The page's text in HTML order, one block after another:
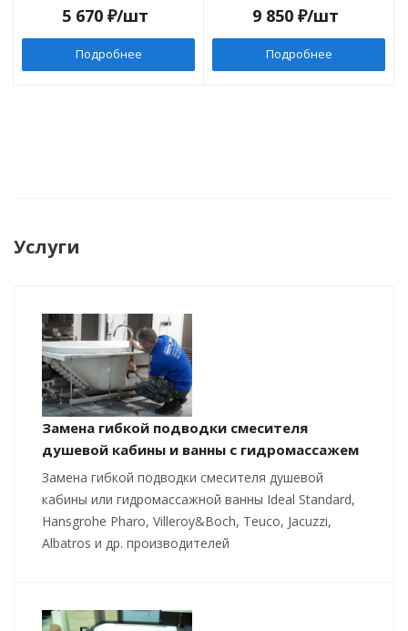
5 670 ₽/шт
Подробнее
9 850 ₽/шт
Подробнее
Услуги
Замена гибкой подводки смесителя
душевой кабины и ванны с гидромассажем
Замена гибкой подводки смесителя душевой
кабины или гидромассажной ванны Ideal Standard,
Hansgrohe Pharo, Villeroy&Boch, Teuco, Jacuzzi,
Albatros и др. производителей